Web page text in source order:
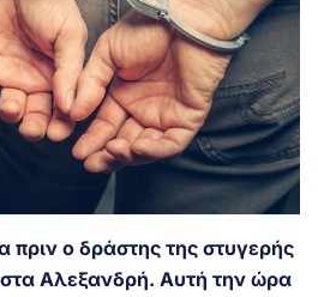
ο δράστης της στυγερής
Αλεξανδρή. Αυτή την ώρα